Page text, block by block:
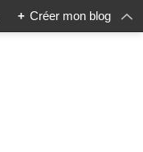
+ Créer mon blog